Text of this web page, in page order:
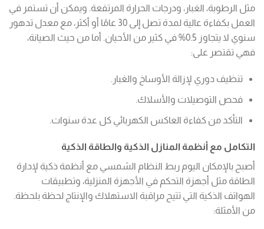
مثل الرطوبة، الغبار، ودرجات الحرارة المرتفعة. ويمكن أن تستمر في
العمل بكفاءة عالية لمدة تصل إلى 30 عامًا أو أكثر، مع معدل تدهور
سنوي لا يتجاوز 0.5% في كثير من الأحيان. أما من حيث الصيانة،
فهي تقتصر على:
تنظيف دوري لإزالة الأوساخ والغبار.
فحص التوصيلات والأسلاك.
التأكد من كفاءة العاكس الكهربائي كل عدة سنوات.
التكامل مع أنظمة المنازل الذكية والطاقة الذكية
أصبح بالإمكان اليوم ربط النظام الشمسي مع أنظمة ذكية لإدارة
الطاقة مثل أجهزة التحكم في الأجهزة المنزلية، وتطبيقات
الهواتف الذكية التي تتيح مراقبة الاستهلاك والإنتاج لحظة بلحظة.
من الأمثلة: